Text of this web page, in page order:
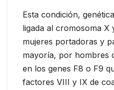
Esta condición,
ligada al cromosoma X
mujeres portadoras y
mayoría, por hombres
en los genes F8 o F9
factores VIII y IX de